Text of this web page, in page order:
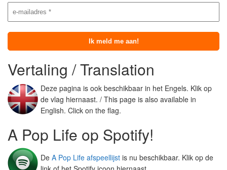
Vertaling / Translation
Deze pagina is ook beschikbaar in het Engels. Klik op
de vlag hiernaast. / This page is also available in
English. Click on the flag.
A Pop Life op Spotify!
De A Pop Life afspeellijst is nu beschikbaar. Klik op de